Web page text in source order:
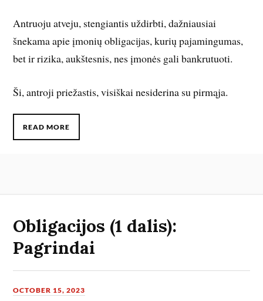
Antruoju atveju, stengiantis uždirbti, dažniausiai
šnekama apie įmonių obligacijas, kurių pajamingumas,
bet ir rizika, aukštesnis, nes įmonės gali bankrutuoti.
Ši, antroji priežastis, visiškai nesiderina su pirmąja.
READ MORE
Obligacijos (1 dalis):
Pagrindai
OCTOBER 15, 2023